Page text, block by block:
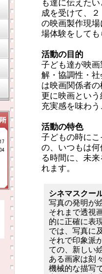
も達に伝えた
成を受けて、
の映画製作現
場体験をして
活動の目的
子ども達が映
解・協調性・
は映画関係者
更に映画とい
充実感を味わ
活動の特色
子どもの時に
の、いつもは
る時間に、未
れます。
シネマスクー
写真の発明が
それまで透視
的に正確に表
では、写真に
それで印象派
ての、新しい
ある画家は刻
機械的な描写